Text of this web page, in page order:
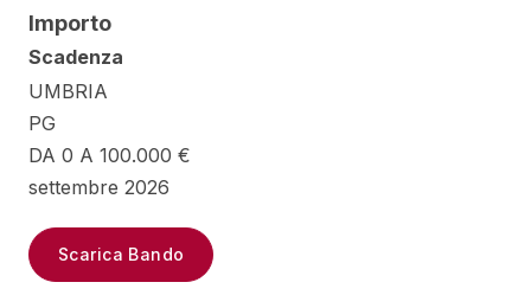
Importo
Scadenza
UMBRIA
PG
DA 0 A 100.000 €
settembre 2026
Scarica Bando